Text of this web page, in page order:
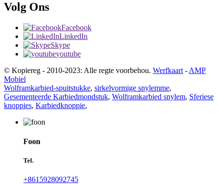
Volg Ons
Facebook
LinkedIn
Skype
youtube
© Kopiereg - 2010-2023: Alle regte voorbehou. Werfkaart - AMP
Mobiel
Wolframkarbied-spuitstukke, sirkelvormige snylemme,
Gesementeerde Karbiedmondstuk, Wolframkarbied snylem, Sferiese
knoppies, Karbiedknoppie,
Foon
Tel.
+8615928092745